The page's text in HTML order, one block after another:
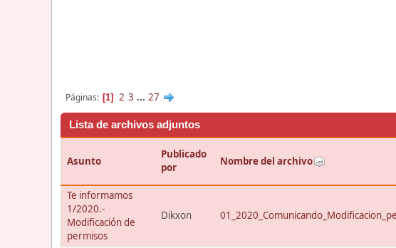
Páginas 1 2 3 ... 27
Lista de archivos adjuntos
Asunto
Publicado
por
Nombre del archivo
Te informamos
1/2020.-
Modificación de
permisos
Dikxon